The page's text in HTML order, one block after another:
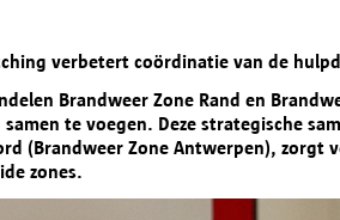
verbetert coördinatie van de
Brandweer Zone Rand en
te voegen. Deze strategische
(Brandweer Zone Antwerpen), zorgt
zones.